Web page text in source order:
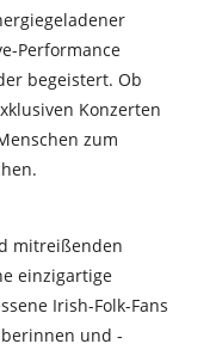
Performance
begeistert. Ob
Konzerten
zum
mitreißenden
einzigartige
Irish-Folk-Fans
und -